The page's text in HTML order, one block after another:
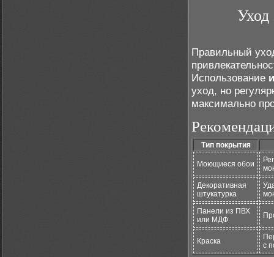
Уход
Правильный
Использование
уход, но
максимально
Тип покрытия
Моющиеся обои
Декоративная
штукатурка
Панели из ПВХ
или МДФ
Краска
с